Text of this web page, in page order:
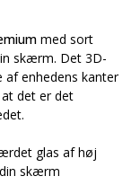
med sort
skærm. Det 3D-
af enhedens kanter
det er det
glas af høj
skærm